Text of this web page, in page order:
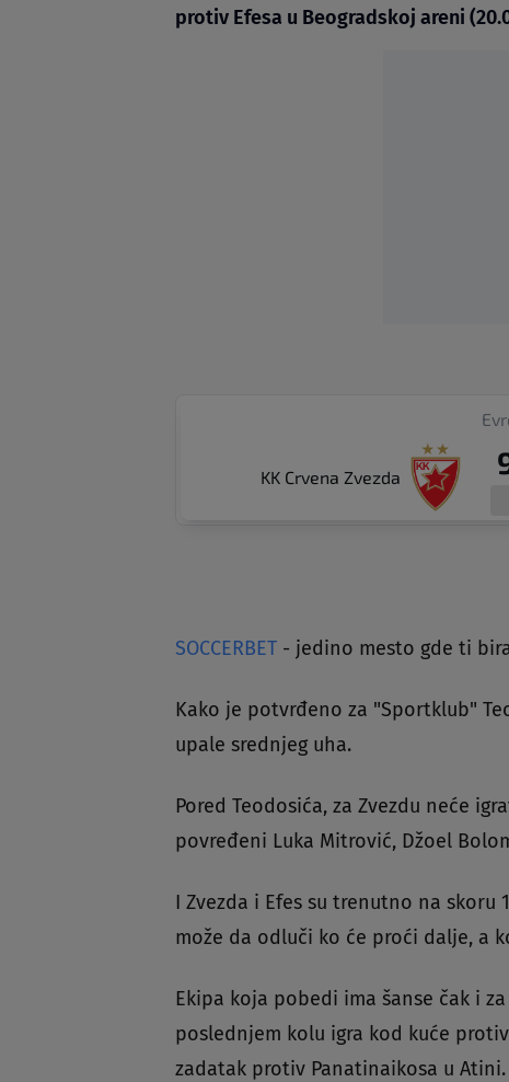
protiv Efesa u Beogradskoj areni
KK Crvena Zvezda
SOCCERBET - jedino mesto gde ti
Kako je potvrđeno za "Sportklub"
upale srednjeg uha.
Pored Teodosića, za Zvezdu neće
povređeni Luka Mitrović, Džoel
I Zvezda i Efes su trenutno na
može da odluči ko će proći dalje, a
Ekipa koja pobedi ima šanse čak i
poslednjem kolu igra kod kuće
zadatak protiv Panatinaikosa u Atini.